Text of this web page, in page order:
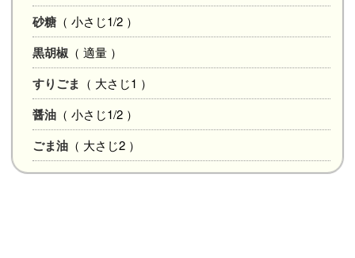
砂糖 （ 小さじ1/2 ）
黒胡椒 （ 適量 ）
すりごま （ 大さじ1 ）
醤油 （ 小さじ1/2 ）
ごま油 （ 大さじ2 ）